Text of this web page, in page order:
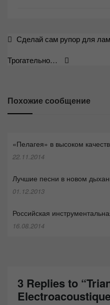
Навигация
записям
Сделай сам рупор для
Трогательно…
Похожие сообщение
«Пелагея» в высоком
22.11.2014
Лучшие песни в новом
01.12.2013
Российская
16.08.2014
3 Replies to